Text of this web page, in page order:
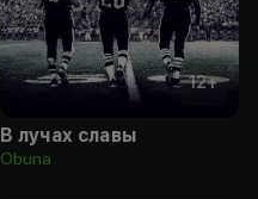
12+
В лучах славы
Obuna